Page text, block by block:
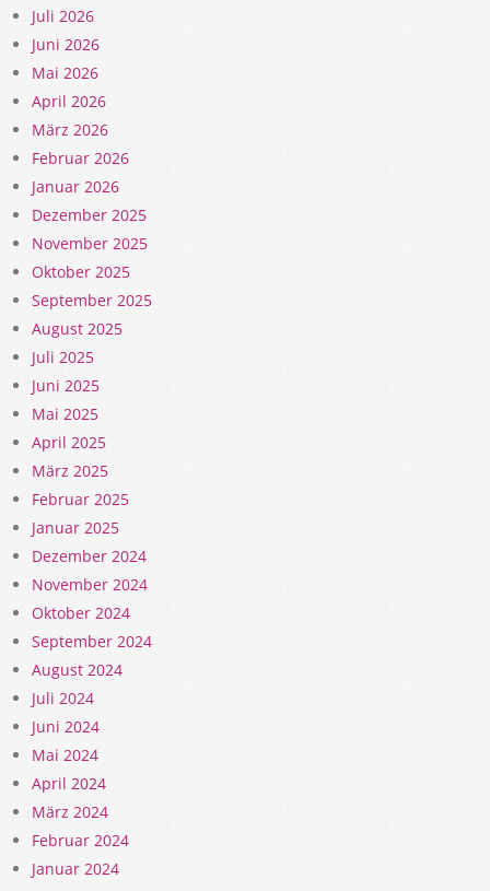
Juli 2026
Juni 2026
Mai 2026
April 2026
März 2026
Februar 2026
Januar 2026
Dezember 2025
November 2025
Oktober 2025
September 2025
August 2025
Juli 2025
Juni 2025
Mai 2025
April 2025
März 2025
Februar 2025
Januar 2025
Dezember 2024
November 2024
Oktober 2024
September 2024
August 2024
Juli 2024
Juni 2024
Mai 2024
April 2024
März 2024
Februar 2024
Januar 2024